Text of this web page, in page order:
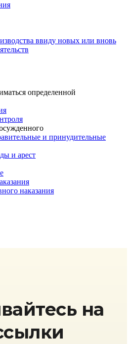
ввиду новых или вновь
определенной
и принудительные
и арест
наказания
на